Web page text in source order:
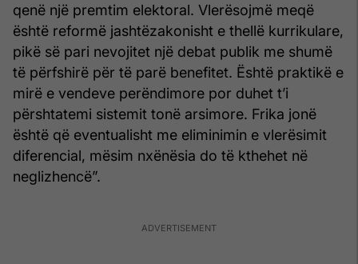
qenë një premtim elektoral. Vlerësojmë meqë
është reformë jashtëzakonisht e thellë kurrikulare,
pikë së pari nevojitet një debat publik me shumë
të përfshirë për të parë benefitet. Është praktikë e
mirë e vendeve perëndimore por duhet t’i
përshtatemi sistemit tonë arsimore. Frika jonë
është që eventualisht me eliminimin e vlerësimit
diferencial, mësim nxënësia do të kthehet në
neglizhencë”.